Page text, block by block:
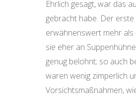
Ehrlich gesagt, war das
gebracht habe. Der
erwähnenswert mehr
sie eher an
genug belohnt; so auch
waren wenig zimperlich
Vorsichtsmaßnahmen,